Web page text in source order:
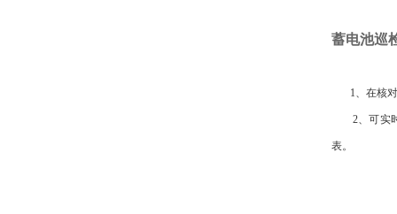
蓄电池巡
1、在核对
2、可实时
表。